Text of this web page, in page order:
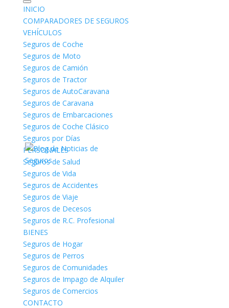
INICIO
COMPARADORES DE SEGUROS
VEHÍCULOS
Seguros de Coche
Seguros de Moto
Seguros de Camión
Seguros de Tractor
Seguros de AutoCaravana
Seguros de Caravana
Seguros de Embarcaciones
Seguros de Coche Clásico
Seguros por Días
PERSONALES
Seguros de Salud
Seguros de Vida
Seguros de Accidentes
Seguros de Viaje
Seguros de Decesos
Seguros de R.C. Profesional
BIENES
Seguros de Hogar
Seguros de Perros
Seguros de Comunidades
Seguros de Impago de Alquiler
Seguros de Comercios
CONTACTO
Qué son los seguros de
moto
poradmin|Abr 29, 2020|
Comentarios